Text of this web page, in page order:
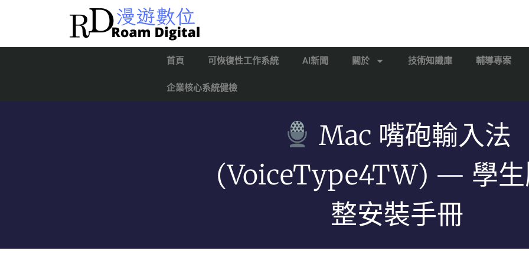
首頁 可恢復性工作系統 AI新聞 關於 技術知識庫 輔導專案
企業核心系統健檢
Mac 嘴砲輸入法
(VoiceType4TW) — 學生
整安裝手冊